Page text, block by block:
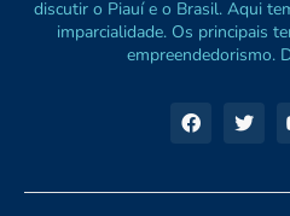
discutir o Piauí e o Brasil. Aqui
imparcialidade. Os principais
empreendedorismo.